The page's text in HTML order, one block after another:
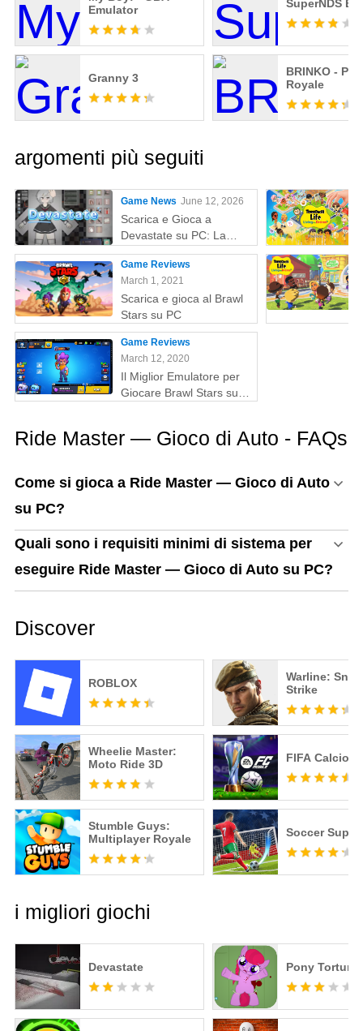
Emulator
SuperNDS
Granny 3
BRINKO -
Royale
argomenti più seguiti
Game News June 12, 2026
Scarica e Gioca a
Devastate su PC: La
Guida Definitiva al
Gaming con MEmu Play
Game Reviews
March 1, 2021
Scarica e gioca al Brawl
Stars su PC
Game Reviews
March 12, 2020
Il Miglior Emulatore per
Giocare Brawl Stars su
Ride Master — Gioco di Auto - FAQs
Come si gioca a Ride Master — Gioco di Auto
su PC?
Quali sono i requisiti minimi di sistema per
eseguire Ride Master — Gioco di Auto su PC?
Discover
ROBLOX
Warline:
Strike
Wheelie Master:
Moto Ride 3D
FIFA Calcio
Stumble Guys:
Multiplayer Royale
Soccer Super
i migliori giochi
Devastate Pony Torture